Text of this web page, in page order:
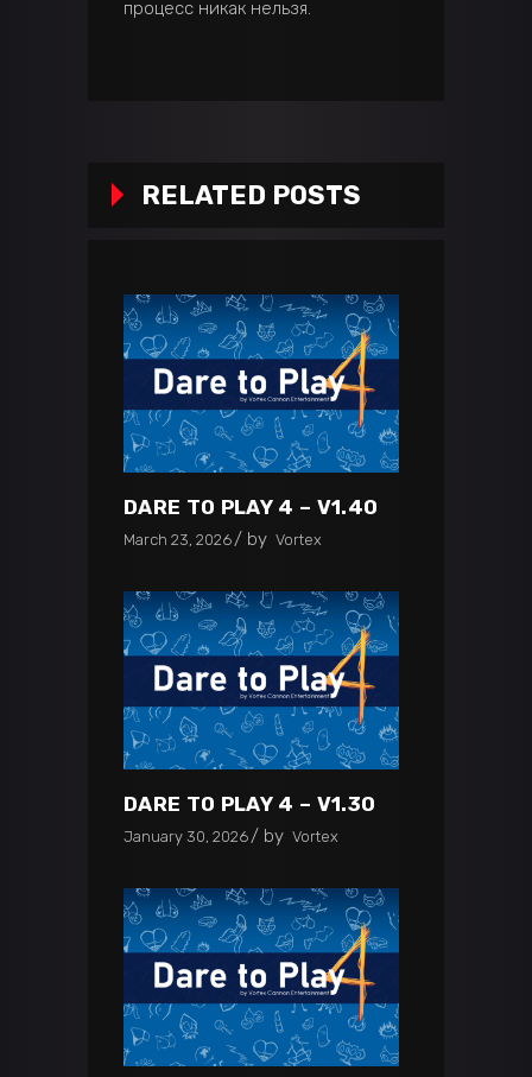
процесс никак нельзя.
RELATED POSTS
DARE TO PLAY 4 – V1.40
March 23, 2026 by Vortex
DARE TO PLAY 4 – V1.30
January 30, 2026 by Vortex